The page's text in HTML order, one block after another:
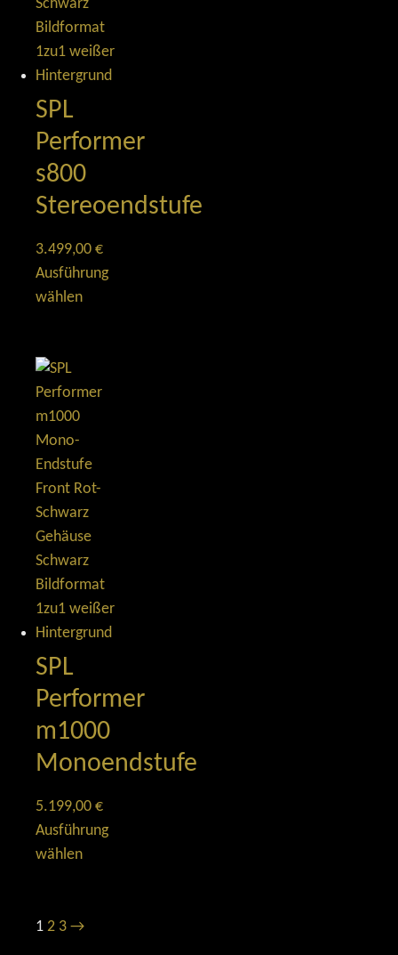
SPL
Performer
s800
Stereoendstufe
3.499,00 €
Ausführung
wählen
SPL
Performer
m1000
Monoendstufe
5.199,00 €
Ausführung
wählen
1 2 3 →